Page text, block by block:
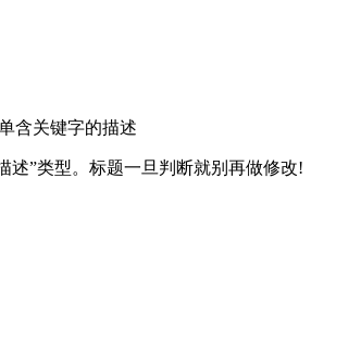
含关键字的描述
”类型。标题一旦判断就别再做修改!